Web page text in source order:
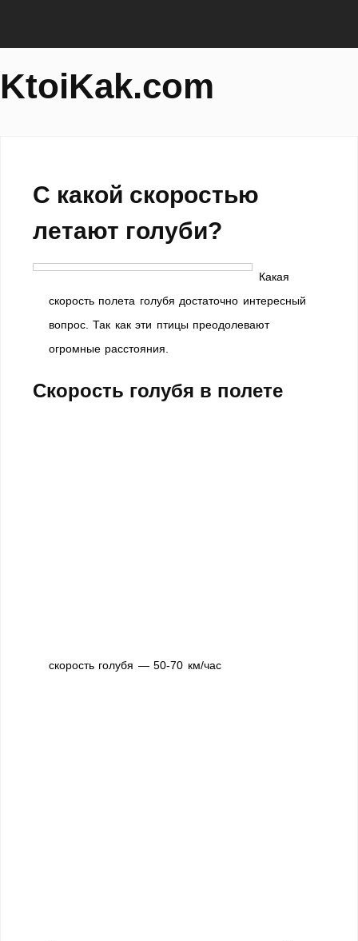
KtoiKak.com
С какой скоростью
летают голуби?
Какая
скорость полета голубя достаточно интересный
вопрос. Так как эти птицы преодолевают
огромные расстояния.
Скорость голубя в полете
скорость голубя — 50-70 км/час